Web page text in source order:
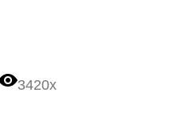
3420x